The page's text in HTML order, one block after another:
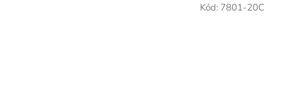
Kód: 7801-20C